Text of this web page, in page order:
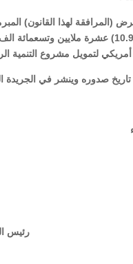
أمريكي لتمويل مشروع التنمية